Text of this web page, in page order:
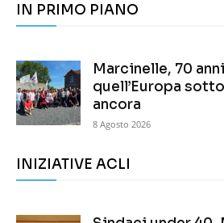
IN PRIMO PIANO
Marcinelle, 70
quell’Europa
ancora
8 Agosto 2026
INIZIATIVE ACLI